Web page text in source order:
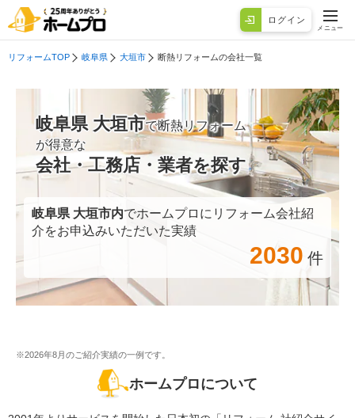
ログイン
メニュー
リフォームTOP 岐阜県 大垣市 断熱リフォームの会社一覧
岐阜県 大垣市で断熱リフォーム
が得意な
会社・工務店・業者を探す
岐阜県 大垣市内でホームプロにリフォーム会社紹
介をお申込みいただいた実績
2030 件
※2026年8月のご紹介実績の一例です。
ホームプロについて